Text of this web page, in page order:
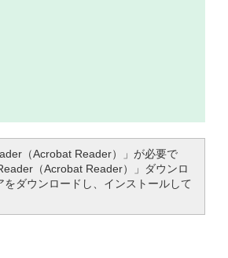
（Acrobat Reader）」が必要で
（Acrobat Reader）」ダウンロ
ダウンロードし、インストールして